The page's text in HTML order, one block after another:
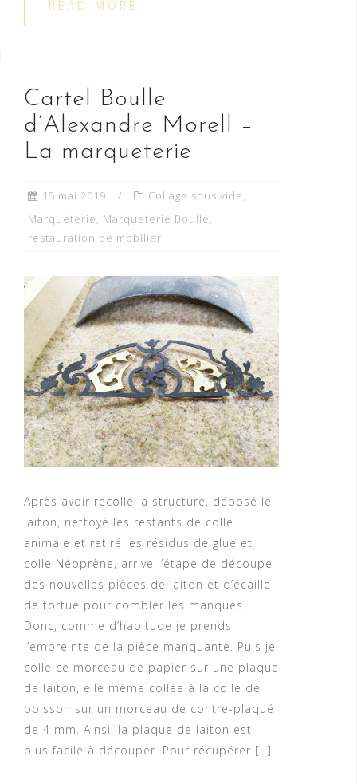
READ MORE
Cartel Boulle
d’Alexandre Morell –
La marqueterie
15 mai 2019 Collage sous vide,
Marqueterie, Marqueterie Boulle,
restauration de mobilier
Après avoir recollé la structure, déposé le
laiton, nettoyé les restants de colle
animale et retiré les résidus de glue et
colle Néoprène, arrive l’étape de découpe
des nouvelles pièces de laiton et d’écaille
de tortue pour combler les manques.
Donc, comme d’habitude je prends
l’empreinte de la pièce manquante. Puis je
colle ce morceau de papier sur une plaque
de laiton, elle même collée à la colle de
poisson sur un morceau de contre-plaqué
de 4 mm. Ainsi, la plaque de laiton est
plus facile à découper. Pour récupérer […]